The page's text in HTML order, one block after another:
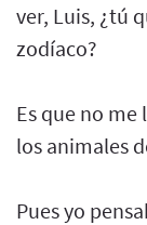
ver, Luis, ¿tú
zodíaco?
Es que no
los animales
Pues yo